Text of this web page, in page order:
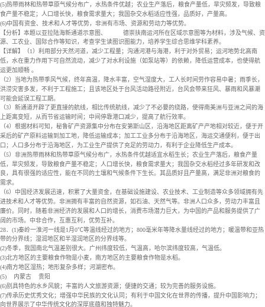
(5)热带雨林和热带草原气候分布广，水热条件优越；农业生产落后，粮食产量低，旱灾频发，导致粮
食产量不稳定；人口增长快，粮食需求量大；我国杂交水稻适应性强，品质好，产量高。
(6)中国有资金、技术和人才等优势，非洲有市场、资源和劳动力等优势。
【分析】本题以亚拉陆海新通道示意图、
德崇扶南运河所在区域示意图等为材料，涉及气候、资
源、工农业、国际合作等知识，考查学生读图识图能力，培养学生综合思维学科素养。
【详解】（1）利用部分天然河道，减少工程量；沟通河港与海港，利于对外贸易；运河地势北高南
低，水在重力作用下可自然流动，减少了对水利设施（如泵站等）的依赖，降低运营成本，也使得航
运更加顺畅 。
（2）当地为热带季风气候，终年高温，降水丰富，空气湿度大，工人长时间劳作容易中暑；雨季长，
洪涝灾害多发，不利于工程施工；且该地区处于台风活动路径附近，台风会带来狂风、暴雨和风暴潮
可能会延误工程工期。
（3）新通道开辟了更直接的航线，相比传统航线，减少了不必要的绕路，使得南美洲与亚洲之间的海
上距离变短，从而节省运输时间；中间停靠港口减少，提高了航行效率。
（4）根据材料可知，秘鲁矿产资源集中分布在安第斯山区，沿海地区距离矿产产地相对较近，便于开
采后的矿产原料运输到加工地，降低运输成本；加工工业多分布于沿海地区，海运交通便利，便于出
口；人口多分布于沿海地区，为工业生产提供了充足的劳动力，有利于企业降低生产成本。
（5）非洲热带雨林和热带草原气候分布广，水热条件优越适宜水稻生长；农业生产落后，粮食产量
低，旱灾频发，导致粮食产量不稳定；人口增长快，粮食需求量大；我国杂交水稻经过多年研发和改
良，具有很强的适应性，能在不同的土壤和气候条件下生长。其品质好且产量高，满足非洲对粮食的
需求。
（6）中国经济发展迅速，积累了大量资金，在基础设施建设、农业技术、工业制造等众多领域拥有先
进技术和人才等优势。非洲拥有丰富的自然资源，如石油、天然气等。非洲人口众多，劳动力丰富且
廉价。同时，随着非洲经济的发展和人口的增长，消费市场潜力巨大，为中国的产品和服务提供了广
阔的市场。中非合作，互惠互利，优势互补。
28．(1)秦岭一淮河一线是1月0℃等温线经过的地方；800毫米年等降水量线经过的地方；暖温带和亚热
带的分界线；湿润地区和半湿润地区的分界线等。
(2)冬季，我国南北气温差别很大。广州纬度较低，气温高，哈尔滨纬度较高，气温低。
(3)北方地区的主要粮食作物是小麦，南方地区的主要粮食作物是水稻。
(4)南方地区湿热；地形复杂多样；河湖密布。
(5)
内蒙古
贵阳
(6)别具特色的水乡风貌；丰富的人文旅游资源；便捷的交通；较为完善的服务设施。
(7)传承历史优秀文化；增强中华民族的文化认同；有利于中国文化在世界的传播，提升中国影响力；
向世界展示了中华传统文化的深厚底蕴和独特魅力。